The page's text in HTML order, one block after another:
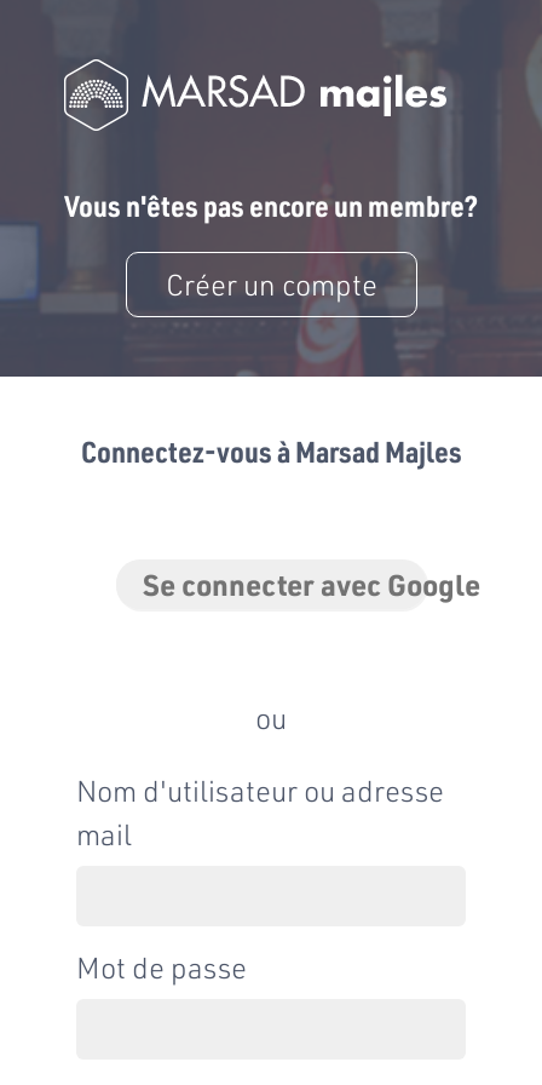
Vous n'êtes pas encore un membre?
Créer un compte
Connectez-vous à Marsad Majles
Se connecter avec Google
ou
Nom d'utilisateur ou adresse
mail
Mot de passe